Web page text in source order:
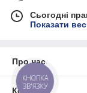
Сьогодні
Показати
Про нас
Контакти
КНОПКА
ЗВ'ЯЗКУ